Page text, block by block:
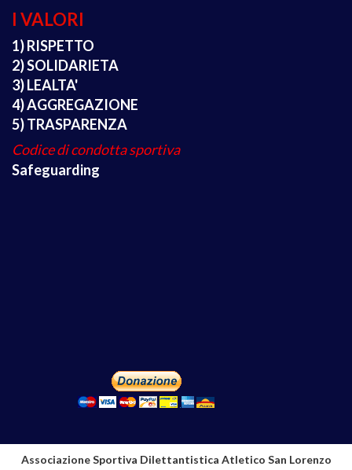
I VALORI
1) RISPETTO
2) SOLIDARIETA
3) LEALTA'
4) AGGREGAZIONE
5) TRASPARENZA
Codice di condotta sportiva
Safeguarding
Associazione Sportiva Dilettantistica Atletico San Lorenzo